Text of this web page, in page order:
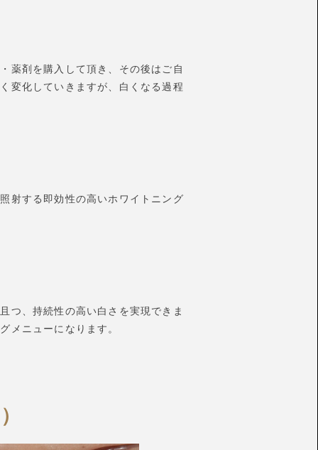
薬剤を購入して頂き、その後はご自
変化していきますが、白くなる過程
射する即効性の高いホワイトニング
つ、持続性の高い白さを実現できま
メニューになります。